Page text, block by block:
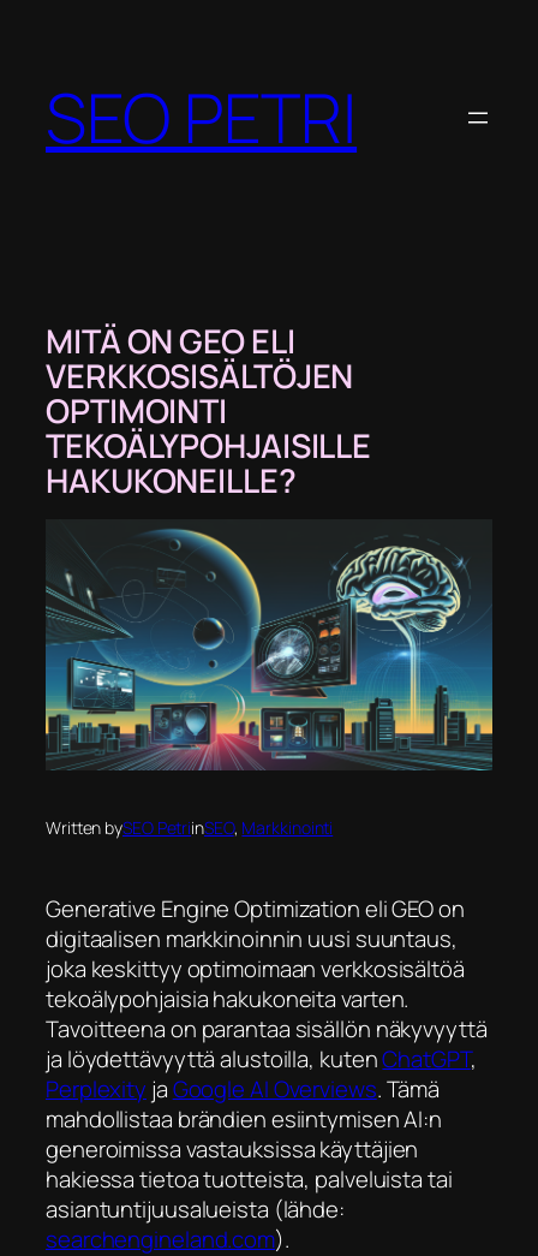
SEO PETRI
MITÄ ON GEO ELI
VERKKOSISÄLTÖJEN
OPTIMOINTI
TEKOÄLYPOHJAISILLE
HAKUKONEILLE?
Written bySEO PetriinSEO, Markkinointi
Generative Engine Optimization eli GEO on
digitaalisen markkinoinnin uusi suuntaus,
joka keskittyy optimoimaan verkkosisältöä
tekoälypohjaisia hakukoneita varten.
Tavoitteena on parantaa sisällön näkyvyyttä
ja löydettävyyttä alustoilla, kutenChatGPT,
Perplexity jaGoogle AI Overviews. Tämä
mahdollistaa brändien esiintymisen AI:n
generoimissa vastauksissa käyttäjien
hakiessa tietoa tuotteista, palveluista tai
asiantuntijuusalueista (lähde:
searchengineland.com).